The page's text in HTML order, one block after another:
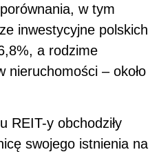
w tym
inwestycyjne polskich
a rodzime
nieruchomości – około
REIT-y obchodziły
swojego istnienia na